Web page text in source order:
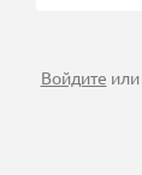
Войдите или